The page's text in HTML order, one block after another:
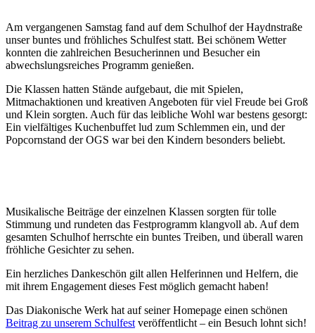
Am vergangenen Samstag fand auf dem Schulhof der Haydnstraße
unser buntes und fröhliches Schulfest statt. Bei schönem Wetter
konnten die zahlreichen Besucherinnen und Besucher ein
abwechslungsreiches Programm genießen.
Die Klassen hatten Stände aufgebaut, die mit Spielen,
Mitmachaktionen und kreativen Angeboten für viel Freude bei Groß
und Klein sorgten. Auch für das leibliche Wohl war bestens gesorgt:
Ein vielfältiges Kuchenbuffet lud zum Schlemmen ein, und der
Popcornstand der OGS war bei den Kindern besonders beliebt.
Musikalische Beiträge der einzelnen Klassen sorgten für tolle
Stimmung und rundeten das Festprogramm klangvoll ab. Auf dem
gesamten Schulhof herrschte ein buntes Treiben, und überall waren
fröhliche Gesichter zu sehen.
Ein herzliches Dankeschön gilt allen Helferinnen und Helfern, die
mit ihrem Engagement dieses Fest möglich gemacht haben!
Das Diakonische Werk hat auf seiner Homepage einen schönen
Beitrag zu unserem Schulfestveröffentlicht – ein Besuch lohnt sich!